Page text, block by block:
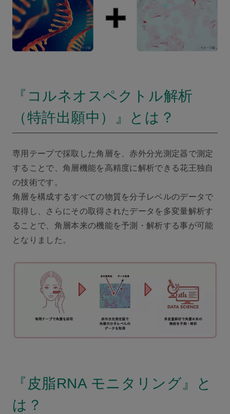
『コルネオスペクトル解析
（特許出願中）』とは？
専用テープで採取した角層を、赤外分光測定器で測定
することで、角層機能を高精度に解析できる花王独自
の技術です。
角層を構成するすべての物質を分子レベルのデータで
取得し、さらにその取得されたデータを多変量解析す
ることで、角層本来の機能を予測・解析する事が可能
となりました。
『皮脂RNA モニタリング』と
は？